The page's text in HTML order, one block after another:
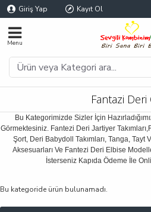
Giriş Yap Kayıt Ol
Fantazi Deri
Bu Kategorimizde Sizler İçin
Görmektesiniz. Fantezi Deri Jartiyer
Şort, Deri Babydoll Takımları, Tanga, Tayt
Aksesuarları Ve Fantezi Deri Elbise
İsterseniz Kapıda Ödeme İle
Bu kategoride ürün bulunamadı.